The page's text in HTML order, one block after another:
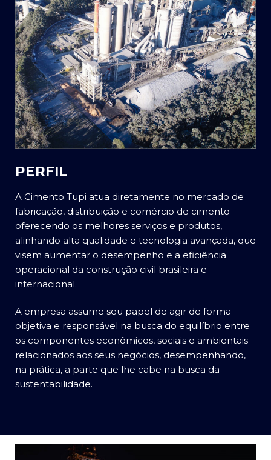
PERFIL
A Cimento Tupi atua diretamente no mercado de
fabricação, distribuição e comércio de cimento
oferecendo os melhores serviços e produtos,
alinhando alta qualidade e tecnologia avançada, que
visem aumentar o desempenho e a eficiência
operacional da construção civil brasileira e
internacional.
A empresa assume seu papel de agir de forma
objetiva e responsável na busca do equilíbrio entre
os componentes econômicos, sociais e ambientais
relacionados aos seus negócios, desempenhando,
na prática, a parte que lhe cabe na busca da
sustentabilidade.